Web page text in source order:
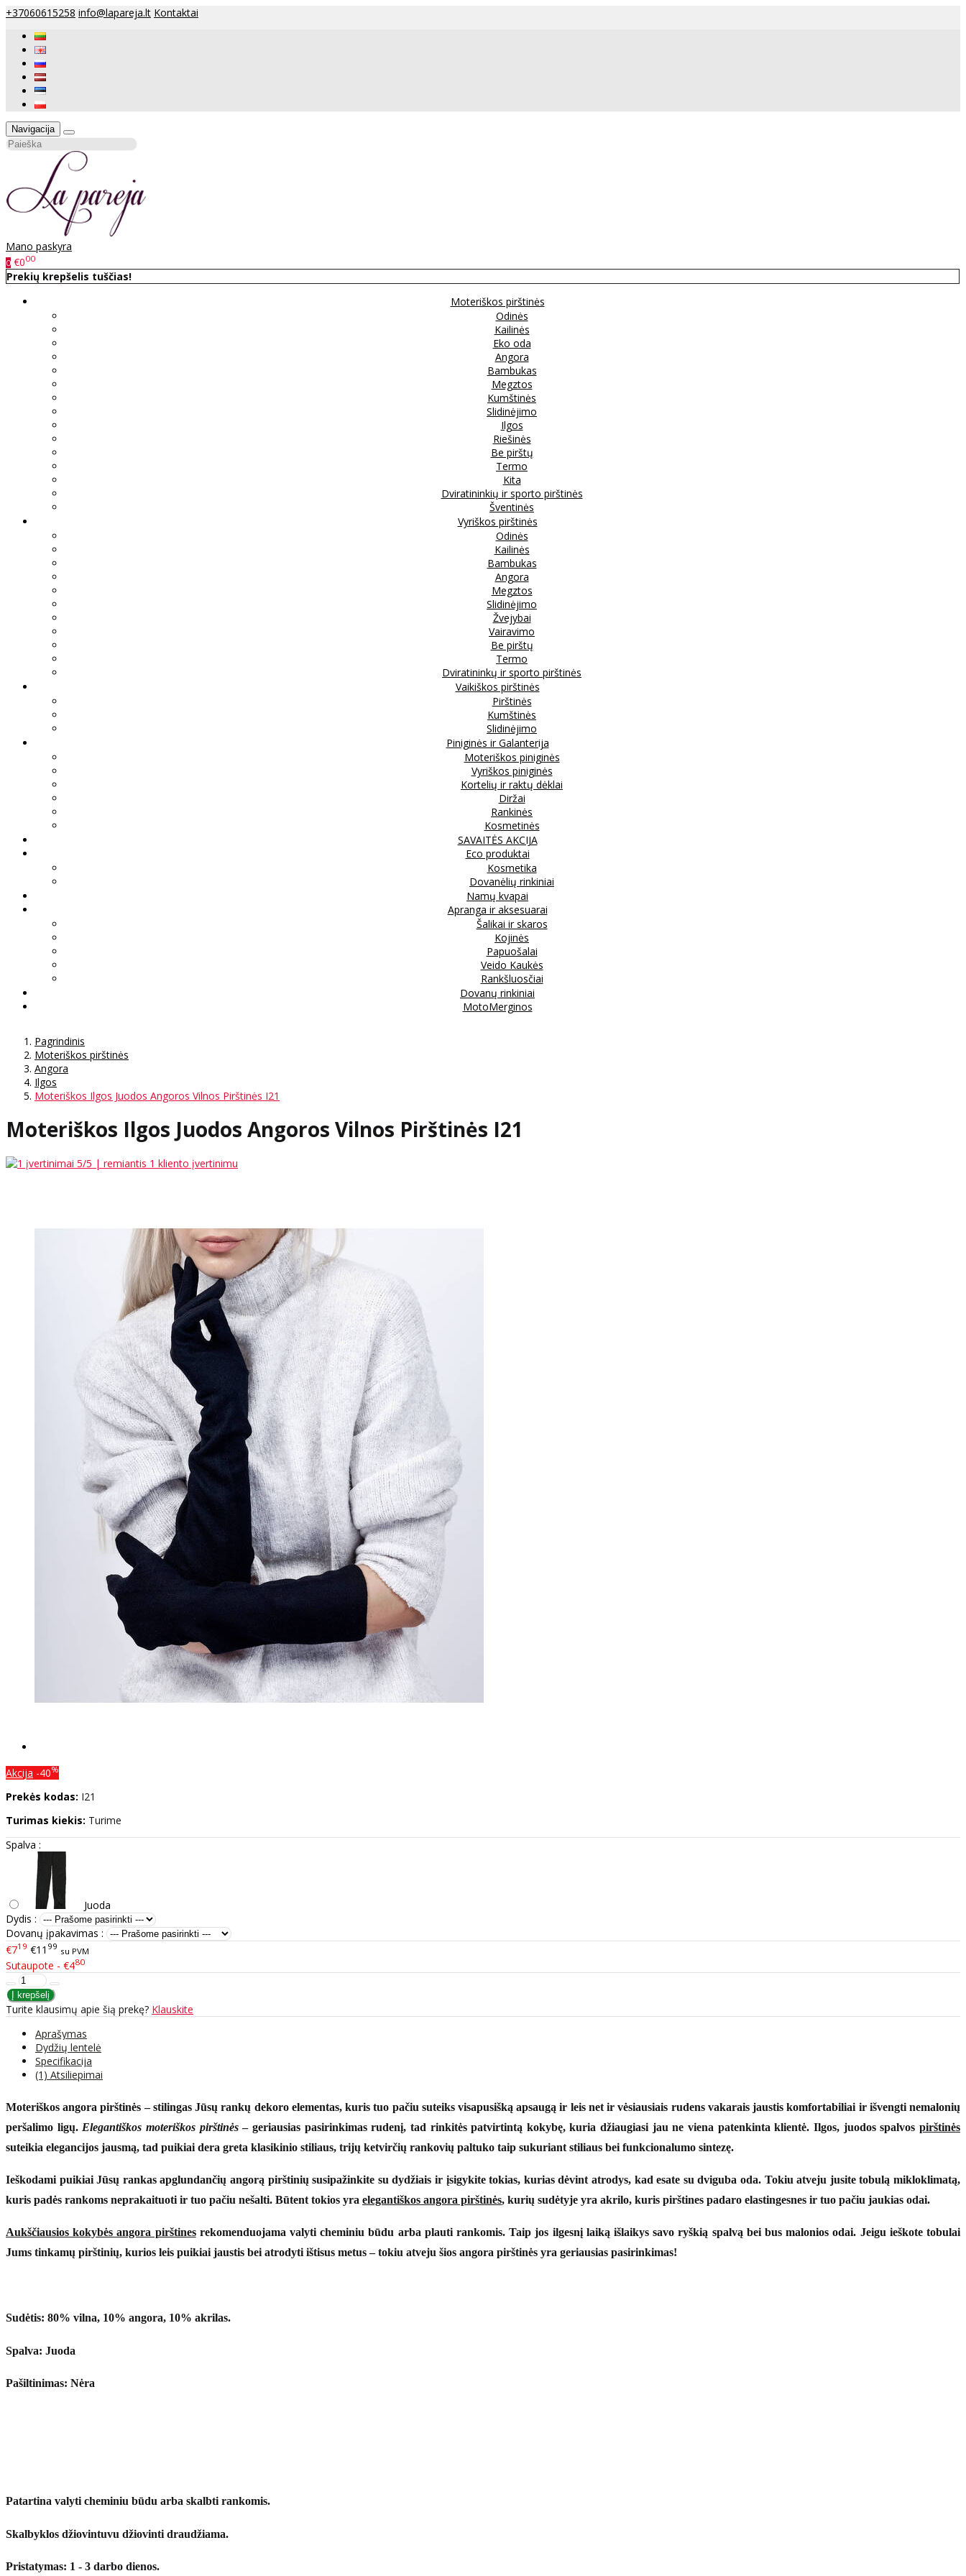
+37060615258 info@lapareja.lt Kontaktai
Navigacija
Mano paskyra
0 €000
Prekių krepšelis tuščias!
Moteriškos pirštinės
Odinės
Kailinės
Eko oda
Angora
Bambukas
Megztos
Kumštinės
Slidinėjimo
Ilgos
Riešinės
Be pirštų
Termo
Kita
Dviratininkių ir sporto pirštinės
Šventinės
Vyriškos pirštinės
Odinės
Kailinės
Bambukas
Angora
Megztos
Slidinėjimo
Žvejybai
Vairavimo
Be pirštų
Termo
Dviratininkų ir sporto pirštinės
Vaikiškos pirštinės
Pirštinės
Kumštinės
Slidinėjimo
Piniginės ir Galanterija
Moteriškos piniginės
Vyriškos piniginės
Kortelių ir raktų dėklai
Diržai
Rankinės
Kosmetinės
SAVAITĖS AKCIJA
Eco produktai
Kosmetika
Dovanėlių rinkiniai
Namų kvapai
Apranga ir aksesuarai
Šalikai ir skaros
Kojinės
Papuošalai
Veido Kaukės
Rankšluosčiai
Dovanų rinkiniai
MotoMerginos
Pagrindinis
Moteriškos pirštinės
Angora
Ilgos
Moteriškos Ilgos Juodos Angoros Vilnos Pirštinės I21
Moteriškos Ilgos Juodos Angoros Vilnos Pirštinės I21
5/5 | remiantis 1 kliento įvertinimu
Akcija -40%
Prekės kodas: I21
Turimas kiekis: Turime
Spalva :
Juoda
Dydis :
Dovanų įpakavimas :
€719 €11 99 su PVM
Sutaupote - €480
Turite klausimų apie šią prekę? Klauskite
Aprašymas
Dydžių lentelė
Specifikacija
(1) Atsiliepimai
Moteriškos angora pirštinės – stilingas Jūsų rankų dekoro elementas, kuris tuo pačiu suteiks visapusišką apsaugą ir leis net ir vėsiausiais rudens vakarais jaustis komfortabiliai ir išvengti nemalonių
peršalimo ligų. Elegantiškos moteriškos pirštinės– geriausias pasirinkimas rudenį, tad rinkitės patvirtintą kokybę, kuria džiaugiasi jau ne viena patenkinta klientė. Ilgos, juodos spalvospirštinės
suteikia elegancijos jausmą, tad puikiai dera greta klasikinio stiliaus, trijų ketvirčių rankovių paltuko taip sukuriant stiliaus bei funkcionalumo sintezę.
Ieškodami puikiai Jūsų rankas apglundančių angorą pirštinių susipažinkite su dydžiais ir įsigykite tokias, kurias dėvint atrodys, kad esate su dviguba oda. Tokiu atveju jusite tobulą mikloklimatą,
kuris padės rankoms neprakaituoti ir tuo pačiu nešalti. Būtent tokios yra elegantiškos angora pirštinės, kurių sudėtyje yra akrilo, kuris pirštines padaro elastingesnes ir tuo pačiu jaukias odai.
Aukščiausios kokybės angora pirštinesrekomenduojama valyti cheminiu būdu arba plauti rankomis. Taip jos ilgesnį laiką išlaikys savo ryškią spalvą bei bus malonios odai. Jeigu ieškote tobulai
Jums tinkamų pirštinių, kurios leis puikiai jaustis bei atrodyti ištisus metus – tokiu atveju šios angora pirštinės yra geriausias pasirinkimas!
Sudėtis: 80% vilna, 10% angora, 10% akrilas.
Spalva: Juoda
Pašiltinimas: Nėra
Patartina valyti cheminiu būdu arba skalbti rankomis.
Skalbyklos džiovintuvu džiovinti draudžiama.
Pristatymas: 1 - 3 darbo dienos.